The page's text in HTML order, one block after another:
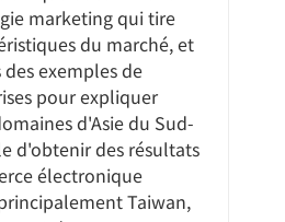
marketing qui tire
du marché, et
exemples de
pour expliquer
d'Asie du Sud-
d'obtenir des résultats
électronique
Taiwan,